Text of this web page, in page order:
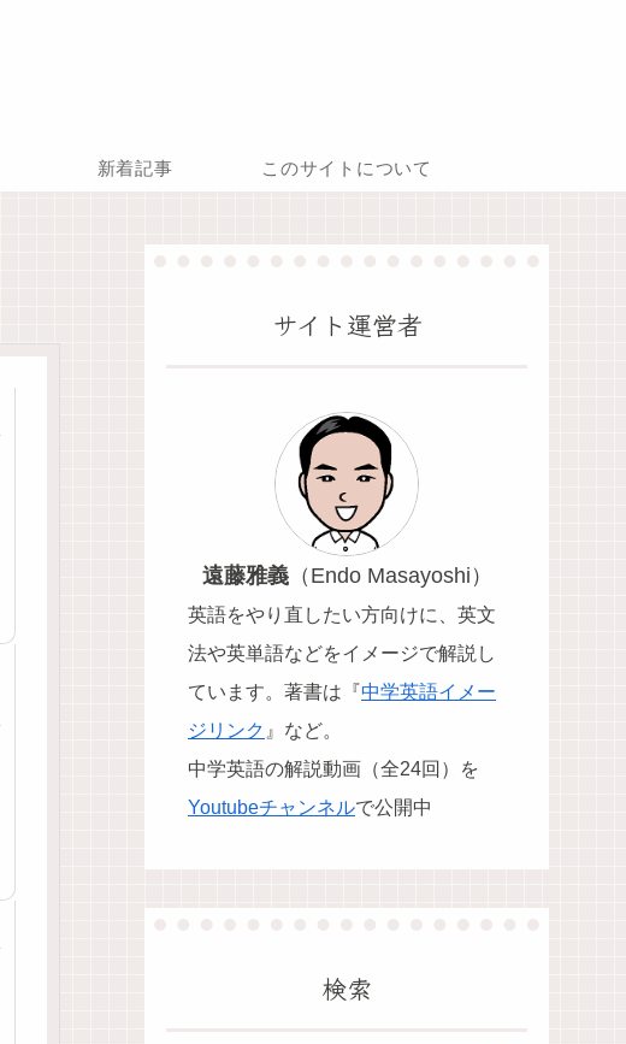
新着記事 このサイトについて
サイト運営者
遠藤雅義（Endo Masayoshi）
英語をやり直したい方向けに、英文
法や英単語などをイメージで解説し
ています。 著書は『中学英語イメー
ジリンク 』など。
中学英語の解説動画（全24回）を
Youtubeチャンネルで公開中
検索